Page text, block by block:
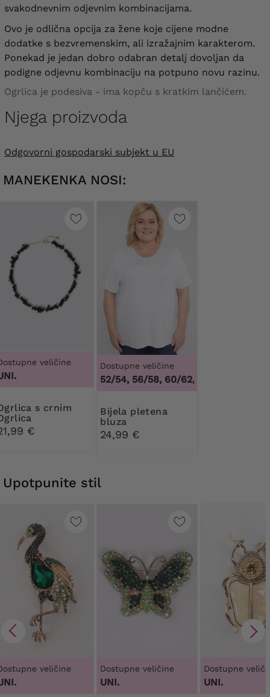
svakodnevnim odjevnim kombinacijama.
Ovo je odlična opcija za žene koje cijene modne
dodatke s bezvremenskim, ali izražajnim karakterom.
Ponekad je jedan dobro odabran detalj dovoljan da
podigne odjevnu kombinaciju na potpuno novu razinu.
Ogrlica je podesiva - ima kopču s kratkim lančićem.
Njega proizvoda
Odgovorni gospodarski subjekt u EU
MANEKENKA NOSI:
veličine
€
Dostupne veličine
48/50, 52/54, 56/58, 60/62,
Bijela pletena
bluza
24,99 €
Upotpunite stil
veličine Dostupne veličine
UNI.
Dostupne
UNI.